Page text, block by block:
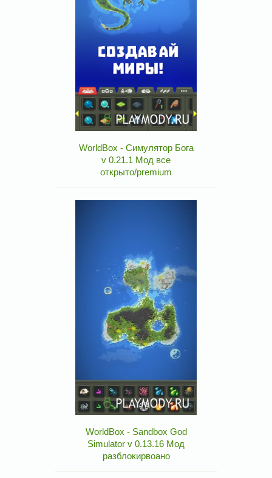
WorldBox - Симулятор Бога
v 0.21.1 Мод все
открыто/premium
WorldBox - Sandbox God
Simulator v 0.13.16 Мод
разблокирвоано